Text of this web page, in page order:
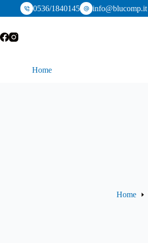
0536/1840145 info@blucomp.it
Home
Home